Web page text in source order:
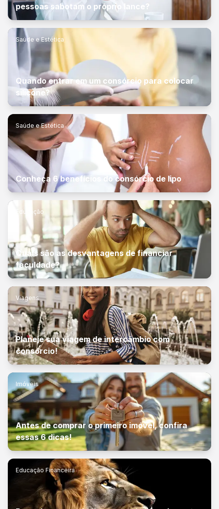
pessoas sabotam o próprio lance?
Saúde e Estética
Quando entrar em um consórcio para colocar
silicone?
Saúde e Estética
Conheça 6 benefícios do consórcio de lipo
Educação
Quais são as desvantagens de financiar
faculdade?
Viagens
Planeje sua viagem de intercâmbio com
consórcio!
Imóveis
Antes de comprar o primeiro imóvel, confira
essas 6 dicas!
Educação Financeira